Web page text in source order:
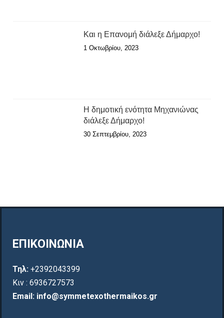
Και η Επανομή διάλεξε Δήμαρχο!
1 Οκτωβρίου, 2023
Η δημοτική ενότητα Μηχανιώνας
διάλεξε Δήμαρχο!
30 Σεπτεμβρίου, 2023
ΕΠΙΚΟΙΝΩΝΙΑ
Τηλ: +2392043399
Κιν : 6936727573
Email: info@symmetexothermaikos.gr